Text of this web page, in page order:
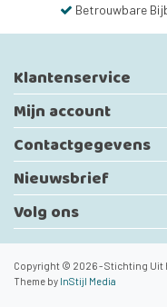
Betrouwbare
Klantenservice
Mijn account
Contactgegevens
Nieuwsbrief
Volg ons
Copyright © 2026 - Stichting Uit
Theme by InStijl Media